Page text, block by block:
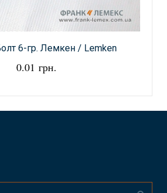
6-гр. Лемкен / Lemken
0.01 грн.